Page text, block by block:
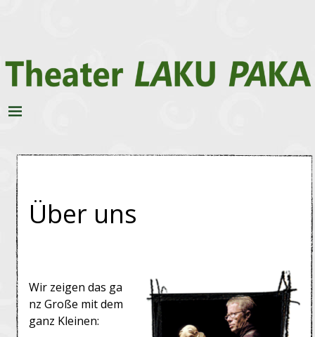
Über uns
Wir zeigen das ga
nz Große mit dem
ganz Kleinen: